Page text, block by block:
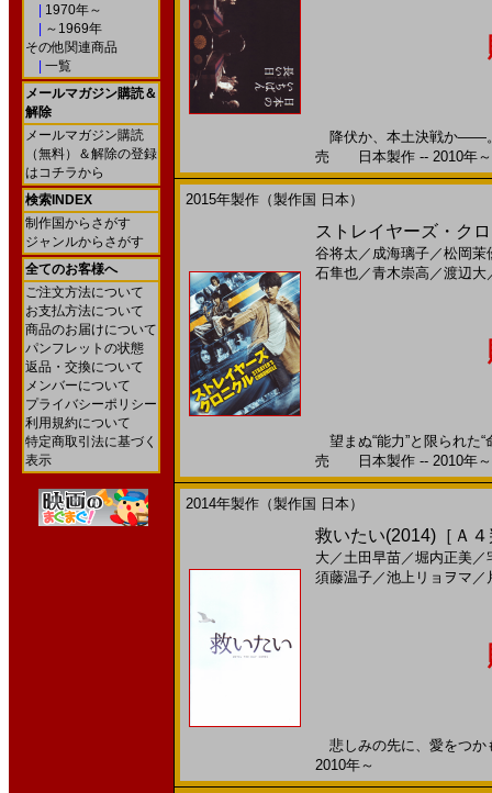
1970年～
～1969年
その他関連商品
一覧
メールマガジン購読＆
解除
メールマガジン購読
（無料）＆解除の登録
はコチラから
検索INDEX
制作国からさがす
ジャンルからさがす
全てのお客様へ
ご注文方法について
お支払方法について
商品のお届けについて
パンフレットの状態
返品・交換について
メンバーについて
プライバシーポリシー
利用規約について
特定商取引法に基づく
表示
降伏か、本土決戦か――
売 日本製作 -- 2010年～
2015年製作（製作国 日本）
ストレイヤーズ・ク
谷将太 ／ 成海璃子／松岡茉
石隼也／青木崇高／渡辺大
望まぬ“能力”と限られた
売 日本製作 -- 2010年～
2014年製作（製作国 日本）
救いたい(2014)［Ａ
大／土田早苗／堀内正美／
須藤温子／池上リョヲマ ／
悲しみの先に、愛をつ
2010年～